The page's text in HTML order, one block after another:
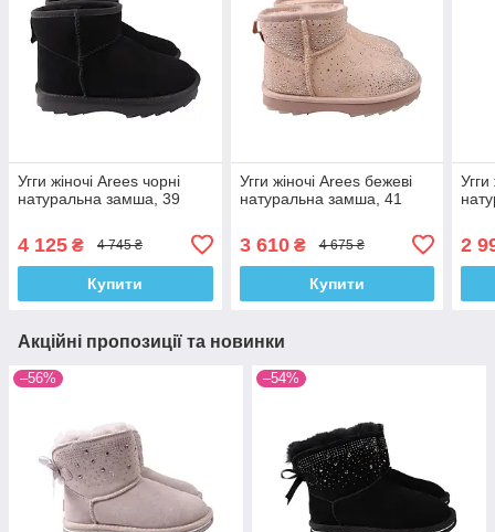
Угги жіночі Arees чорні
натуральна замша, 39
4 125 ₴ 4 745 ₴
Купити
Угги жіночі Arees бежеві
натуральна замша, 41
3 610₴ 4 675 ₴
Купити
2
Акційні пропозиції та новинки
–56% –54%